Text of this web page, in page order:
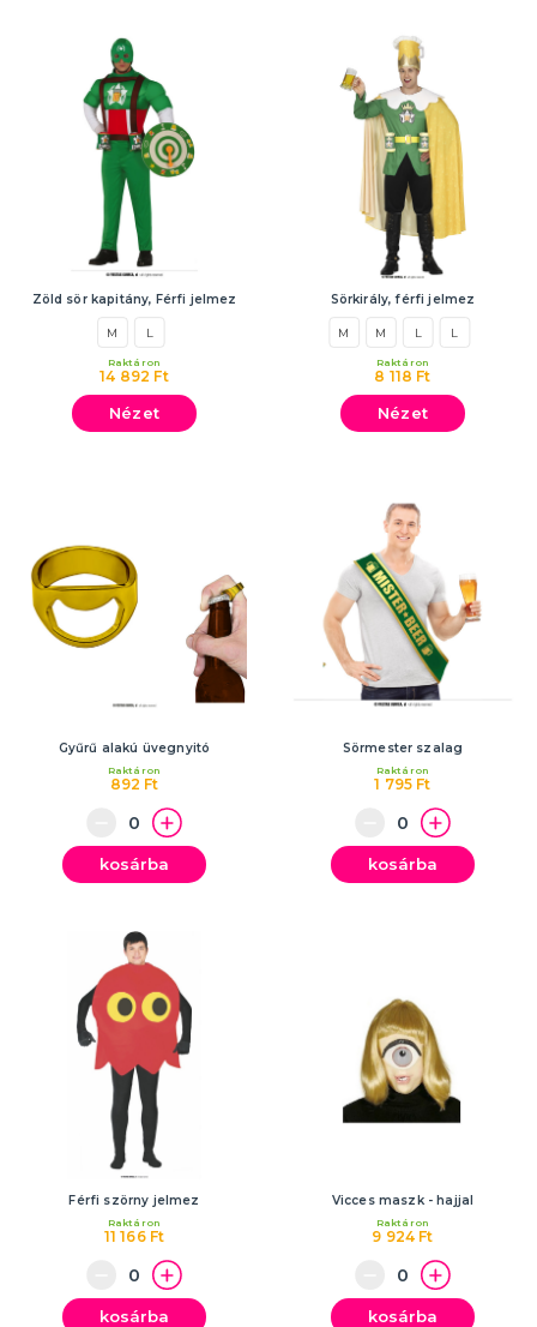
Zöld sör kapitány, Férfi jelmez
M L
14 892 Ft
Raktáron
Nézet
Sörkirály, férfi jelmez
M M L L
8 118 Ft
Raktáron
Nézet
Gyűrű alakú üvegnyitó
892 Ft
Raktáron
kosárba
Sörmester szalag
1 795 Ft
Raktáron
kosárba
Férfi szörny jelmez
11 166 Ft
Raktáron
kosárba
Vicces maszk - hajjal
9 924 Ft
Raktáron
kosárba